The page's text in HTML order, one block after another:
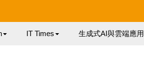
IT Times 生成式AI與雲端應用